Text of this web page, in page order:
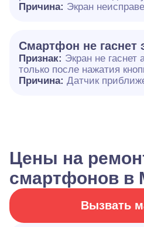
Причина: Экран
Смартфон не гаснет
Признак: Экран не гаснет
только после нажатия
Причина: Датчик
Цены на
смартфонов в
Вызвать